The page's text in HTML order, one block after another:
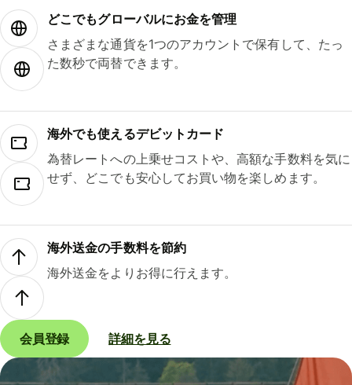
どこでもグ⁠ロ⁠ー⁠バ⁠ルにお金を管理
さまざまな通貨を1つのアカウントで保有して、たっ
た数秒で両替できます。
海外でも使えるデビットカード
為替レートへの上乗せコストや、高額な手数料を気に
せず、どこでも安心してお買い物を楽しめます。
海外送金の手数料を節約
海外送金をよりお得に行えます。
会員登録 詳細を見る